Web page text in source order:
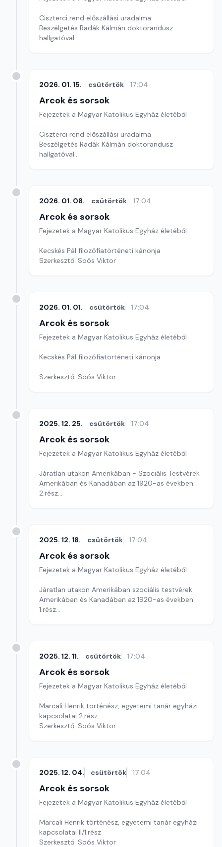
Ciszterci rend előszállási uradalma
Beszélgetés Radák Kálmán doktorandusz
hallgatóval
2026. 01. 15. csütörtök 17:04
Arcok és sorsok
Fejezetek a Magyar Katolikus Egyház életéből
Ciszterci rend előszállási uradalma
Beszélgetés Radák Kálmán doktorandusz
hallgatóval
2026. 01. 08. csütörtök 17:04
Arcok és sorsok
Fejezetek a Magyar Katolikus Egyház életéből
Kecskés Pál filozófiatörténeti kánonja
Szerkesztő: Soós Viktor
2026. 01. 01. csütörtök 17:04
Arcok és sorsok
Fejezetek a Magyar Katolikus Egyház életéből
Kecskés Pál filozófiatörténeti kánonja
Szerkesztő: Soós Viktor
2025. 12. 25. csütörtök 17:04
Arcok és sorsok
Fejezetek a Magyar Katolikus Egyház életéből
Járatlan utakon Amerikában - Szociális Testvérek
Amerikában és Kanadában az 1920-as években.
2.rész
2025. 12. 18. csütörtök 17:04
Arcok és sorsok
Fejezetek a Magyar Katolikus Egyház életéből
Járatlan utakon Amerikában szociális testvérek
Amerikában és Kanadában az 1920-as években.
1.rész
2025. 12. 11. csütörtök 17:04
Arcok és sorsok
Fejezetek a Magyar Katolikus Egyház életéből
Marcali Henrik történész, egyetemi tanár egyházi
kapcsolatai 2.rész
Szerkesztő: Soós Viktor
2025. 12. 04. csütörtök 17:04
Arcok és sorsok
Fejezetek a Magyar Katolikus Egyház életéből
Marcali Henrik történész, egyetemi tanár egyházi
kapcsolatai II/1.rész
Szerkesztő: Soós Viktor